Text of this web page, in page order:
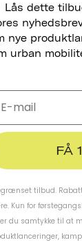
exchange
Lås dette
nye
urban
FÅ
tilbud.
Kun for
du samtykke til at